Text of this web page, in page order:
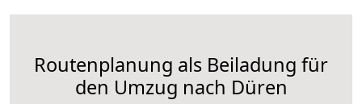
Routenplanung als Beiladung für
den Umzug nach Düren